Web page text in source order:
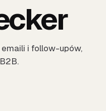
i follow-upów,